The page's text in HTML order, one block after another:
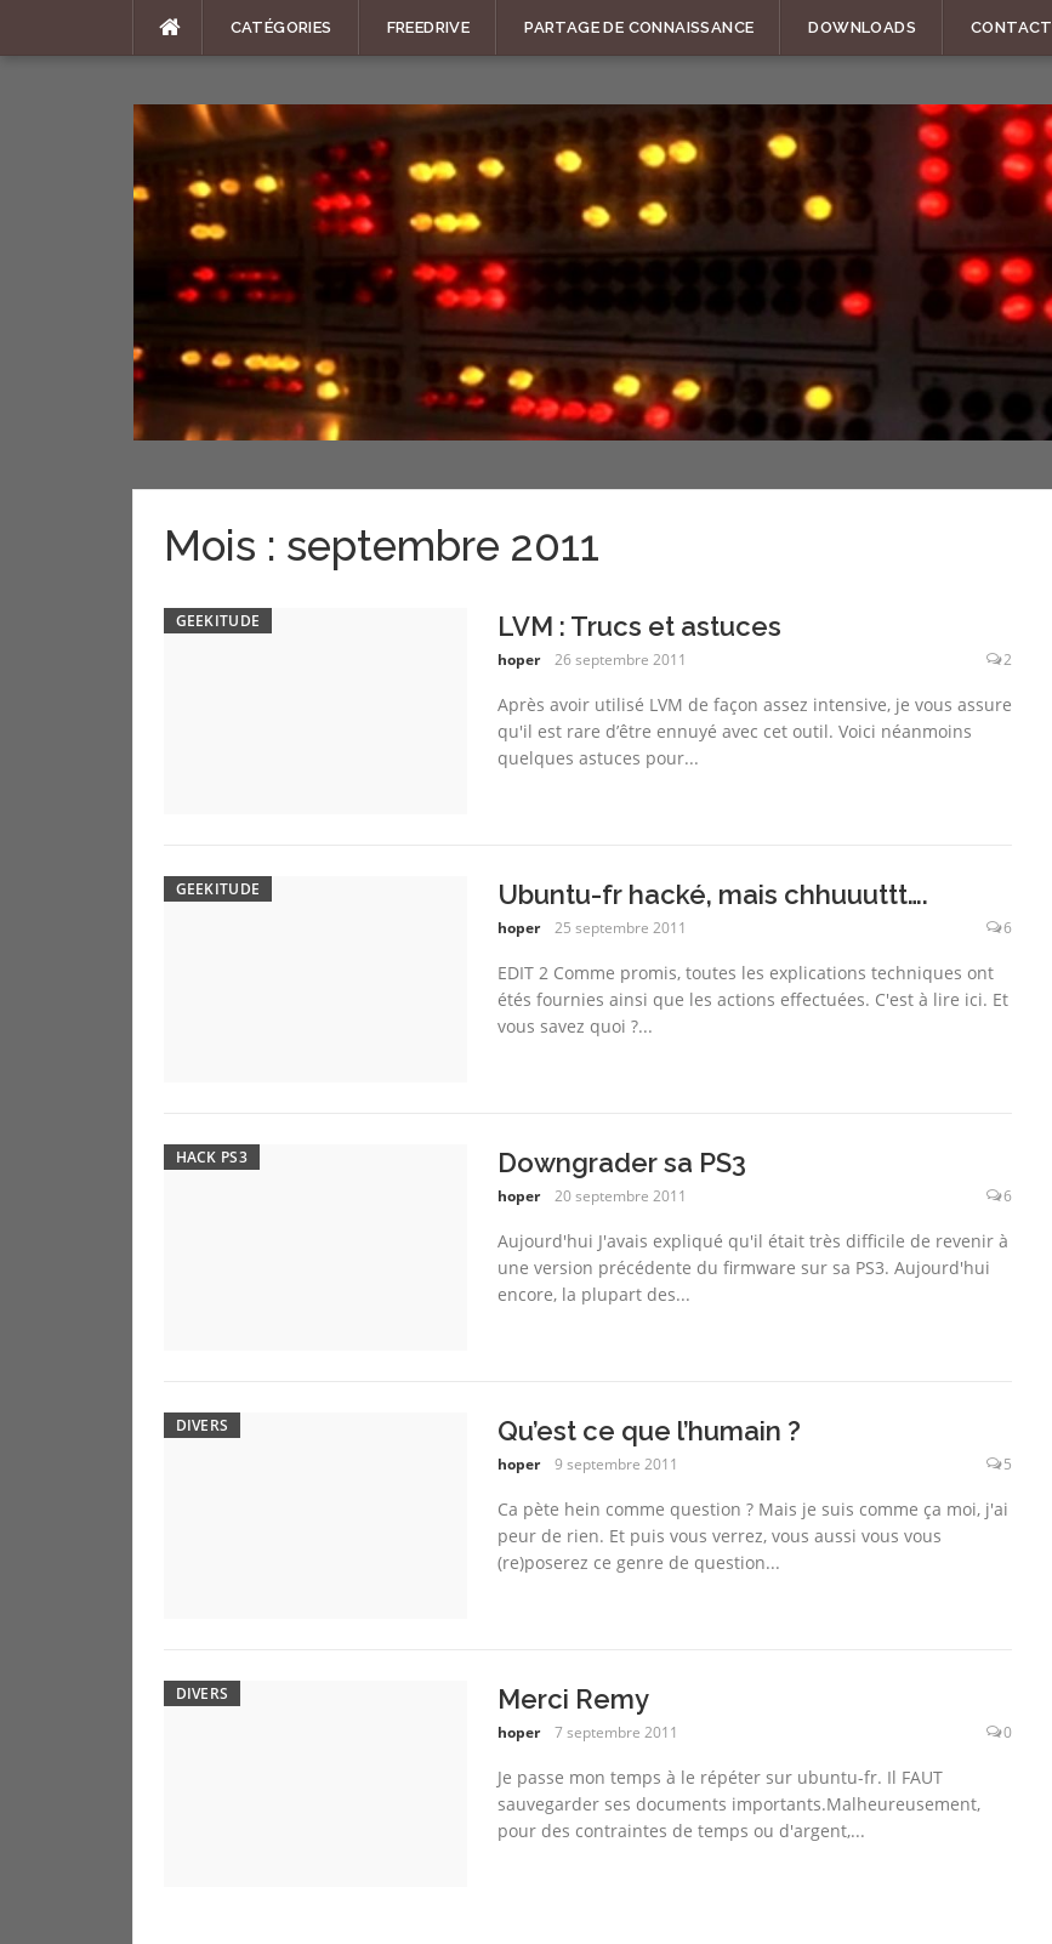
CATÉGORIES FREEDRIVE PARTAGE DE CONNAISSANCE DOWNLOADS CONTACT
Mois : septembre 2011
GEEKITUDE LVM : Trucs et astuces
hoper 26 septembre 2011 2
Après avoir utilisé LVM de façon assez intensive, je vous assure
qu'il est rare d’être ennuyé avec cet outil. Voici néanmoins
quelques astuces pour...
GEEKITUDE Ubuntu-fr hacké, mais chhuuuttt….
hoper 25 septembre 2011 6
EDIT 2 Comme promis, toutes les explications techniques ont
étés fournies ainsi que les actions effectuées. C'est à lire ici. Et
vous savez quoi ?...
HACK PS3 Downgrader sa PS3
hoper 20 septembre 2011 6
Aujourd'hui J'avais expliqué qu'il était très difficile de revenir à
une version précédente du firmware sur sa PS3. Aujourd'hui
encore, la plupart des...
DIVERS Qu’est ce que l’humain ?
hoper 9 septembre 2011 5
Ca pète hein comme question ? Mais je suis comme ça moi, j'ai
peur de rien. Et puis vous verrez, vous aussi vous vous
(re)poserez ce genre de question...
DIVERS Merci Remy
hoper 7 septembre 2011 0
Je passe mon temps à le répéter sur ubuntu-fr. Il FAUT
sauvegarder ses documents importants.Malheureusement,
pour des contraintes de temps ou d'argent,...